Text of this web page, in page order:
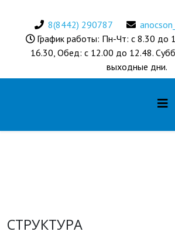
8(8442) 290787
График работы: Пн-Чт: с 8.30 до
16.30, Обед: с 12.00 до 12.48.
выходные дни.
СТРУКТУРА